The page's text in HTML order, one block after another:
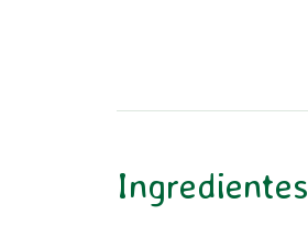
Ingredientes